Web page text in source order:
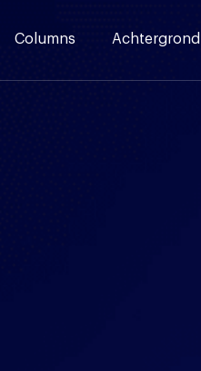
Columns Achtergrond